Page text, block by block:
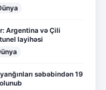
Argentina və Çili
layihəsi
səbəbindən 19